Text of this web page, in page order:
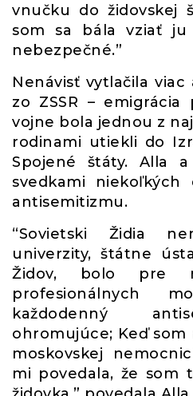
vnučku do židovskej
som sa bála vziať
nebezpečné.”
Nenávisť vytlačila
zo ZSSR –
vojne bola jednou z
rodinami utiekli do
Spojené štáty. Alla
svedkami niekoľkých
antisemitizmu.
“Sovietski Židia
univerzity, štátne
Židov, bolo pre
profesionálnych
každodenný
ohromujúce; Keď som
moskovskej
mi povedala, že som